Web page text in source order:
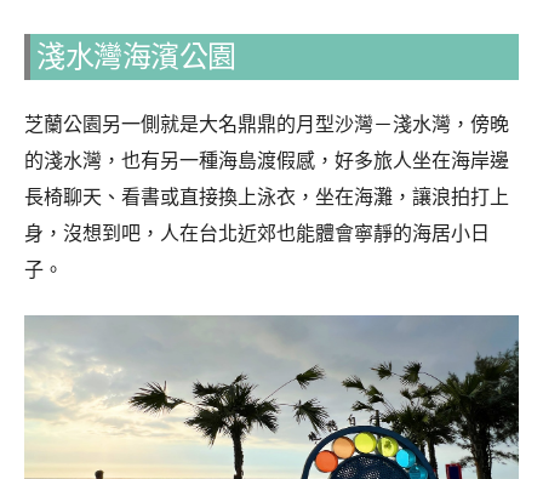
淺水灣海濱公園
芝蘭公園另一側就是大名鼎鼎的月型沙灣－淺水灣，傍晚
的淺水灣，也有另一種海島渡假感，好多旅人坐在海岸邊
長椅聊天、看書或直接換上泳衣，坐在海灘，讓浪拍打上
身，沒想到吧，人在台北近郊也能體會寧靜的海居小日
子。